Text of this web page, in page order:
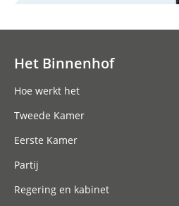
Het Binnenhof
Hoe werkt het
Tweede Kamer
Eerste Kamer
Partij
Regering en kabinet